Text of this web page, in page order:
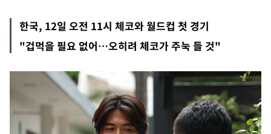
한국, 12일 오전 11시 체코와 월드컵 첫 경기
"겁먹을 필요 없어…오히려 체코가 주눅 들 것"